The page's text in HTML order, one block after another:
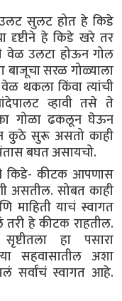
सुलट होत हे किडे
दृष्टीने हे किडे खरे तर
वेळ उलटा होऊन गोल
बाजूचा सरळ गोळ्याला
थकला किंवा त्यांची
व्हावी तसे ते
गोळा ढकलून घेऊन
कुठे सुरू असतो काही
बघत असायचो.
किडे- कीटक आपणास
सोबत काही
माहिती याचं स्वागत
हे कीटक राहतील.
हा पसारा
सहवासातील अशा
सर्वांचं स्वागत आहे.